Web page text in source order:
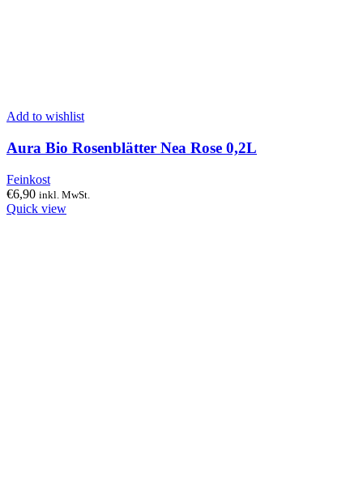
Add to wishlist
Aura Bio Rosenblätter Nea Rose 0,2L
Feinkost
€6,90 inkl. MwSt.
Quick view